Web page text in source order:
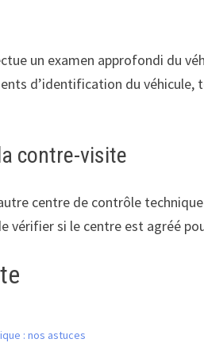
un examen approfondi du
d’identification du
contre-visite
centre de contrôle
si le centre est agréé
: nos astuces